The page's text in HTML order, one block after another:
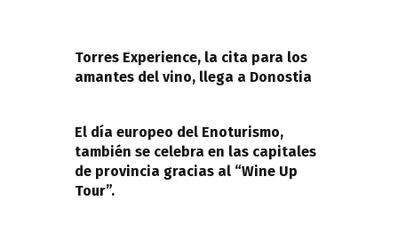
entradas
Torres Experience, la cita para los
amantes del vino, llega a Donostia
El día europeo del Enoturismo,
también se celebra en las capitales
de provincia gracias al “Wine Up
Tour”.